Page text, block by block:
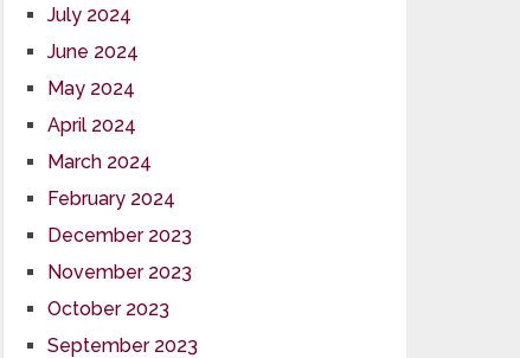
July 2024
June 2024
May 2024
April 2024
March 2024
February 2024
December 2023
November 2023
October 2023
September 2023